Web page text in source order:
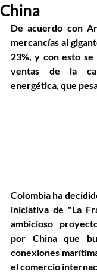
China
De acuerdo con
mercancías al
23%, y con esto se
ventas de la
energética, que
Colombia ha
iniciativa de "La
ambicioso
por China que
conexiones
el comercio